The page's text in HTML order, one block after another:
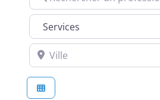
Services
Ville